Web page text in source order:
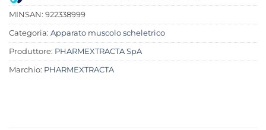
MINSAN: 922338999
Categoria: Apparato muscolo scheletrico
Produttore: PHARMEXTRACTA SpA
Marchio: PHARMEXTRACTA